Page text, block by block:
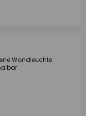
Wandleuchte